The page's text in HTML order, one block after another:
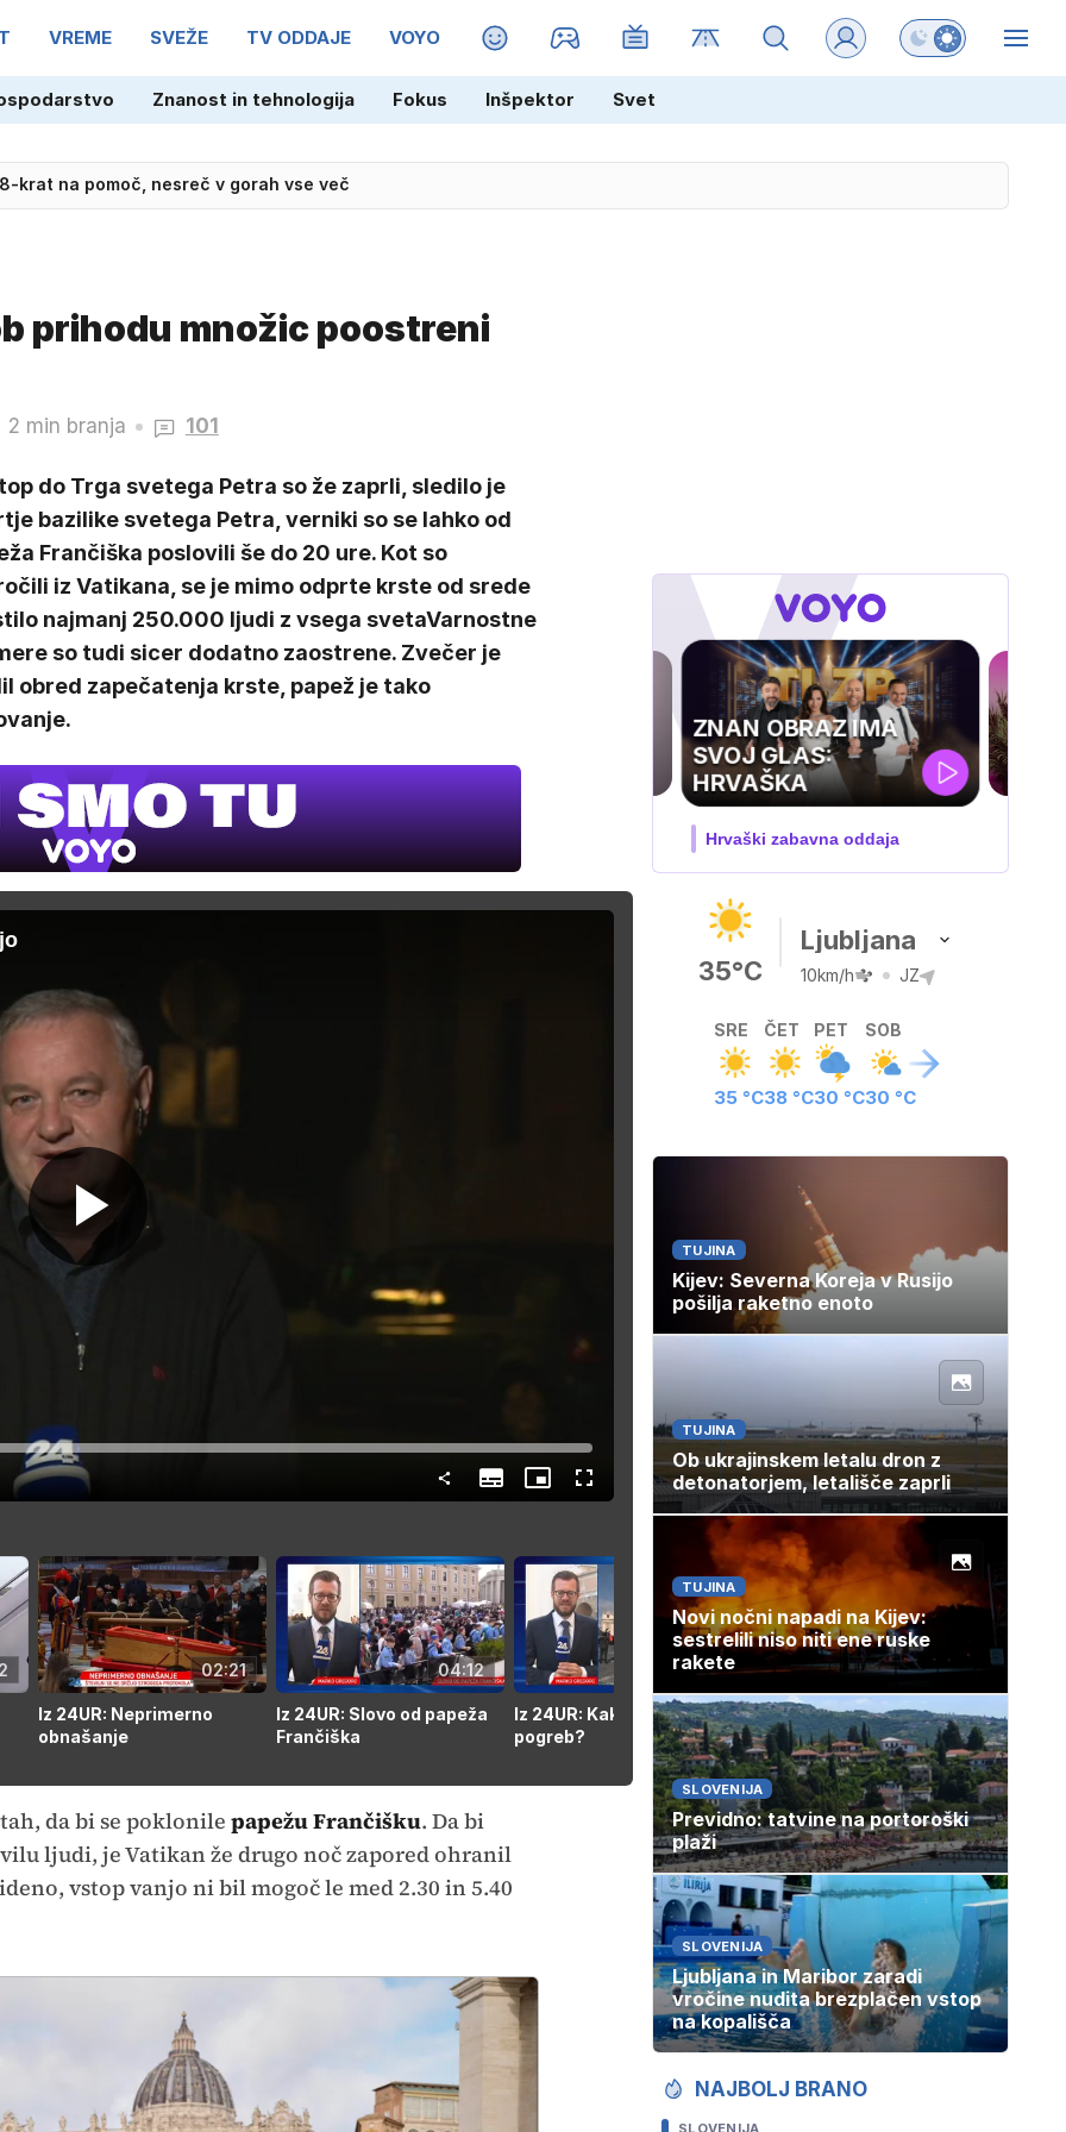
VREME SVEŽE TV ODDAJE VOYO MAGAZIN Preklopi barvni
Znanost in tehnologija Fokus Inšpektor Svet
krat na pomoč, nesreč v gorah vse več
cepiva proti nevarnemu sevu ebole
prihodu množic poostreni
2 min branja 101
do Trga svetega Petra so že zaprli, sledilo je
bazilike svetega Petra, verniki so se lahko od
Frančiška poslovili še do 20 ure. Kot so
iz Vatikana, se je mimo odprte krste od srede
najmanj 250.000 ljudi z vsega svetaVarnostne
so tudi sicer dodatno zaostrene. Zvečer je
obred zapečatenja krste, papež je tako
SubtitlesSlika
v
Celozaslonski
način
02:21
Iz 24UR: Neprimerno
obnašanje
04:12
Iz 24UR: Slovo od papeža
Frančiška
01:27
Iz 24UR: Kako bo potekal
pogreb?
da bi se poklonile papežu Frančišku. Da bi
ljudi, je Vatikan že drugo noč zapored ohranil
vstop vanjo ni bil mogoč le med 2.30 in 5.40
OTOK LJUBEZNI
Nova sezona resničnostnega
35°C
Ljubljana
10km/h JZ
SRE
35 °C
ČET
38 °C
PET
30 °C
SOB
30 °C
TUJINA
Kijev: Severna Koreja v Rusijo
pošilja raketno enoto
TUJINA
Ob ukrajinskem letalu dron z
detonatorjem, letališče zaprli
TUJINA
Novi nočni napadi na Kijev:
sestrelili niso niti ene ruske
rakete
SLOVENIJA
Previdno: tatvine na portoroški
plaži
SLOVENIJA
Ljubljana in Maribor zaradi
vročine nudita brezplačen vstop
na kopališča
NAJBOLJ BRANO